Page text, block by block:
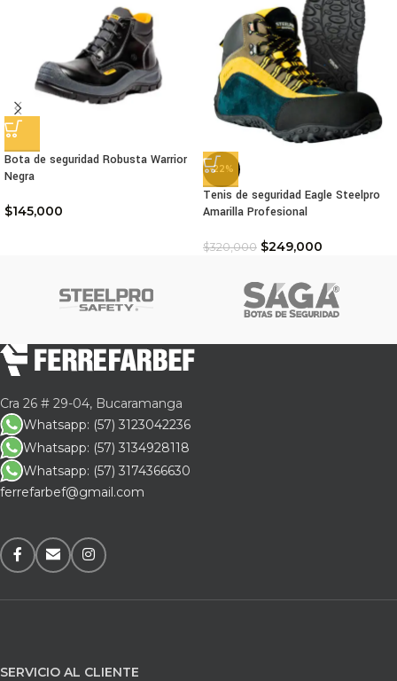
Bota de seguridad Robusta Warrior
Negra
$145,000
-22%
Tenis de seguridad Eagle Steelpro
Amarilla Profesional
$320,000 $249,000
Cra 26 # 29-04, Bucaramanga
Whatsapp: (57) 3123042236
Whatsapp: (57) 3134928118
Whatsapp: (57) 3174366630
ferrefarbef@gmail.com
SERVICIO AL CLIENTE